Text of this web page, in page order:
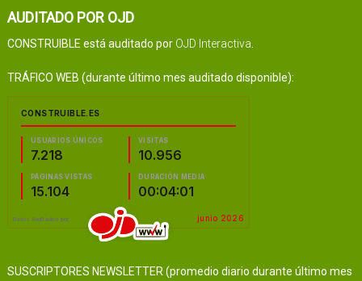
AUDITADO POR OJD
CONSTRUIBLE está auditado por OJD Interactiva
TRÁFICO WEB (durante último mes auditado disponible):
SUSCRIPTORES NEWSLETTER (promedio diario durante último mes